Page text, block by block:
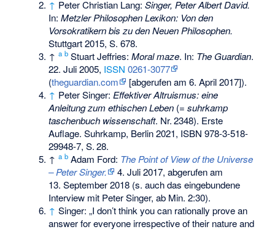
↑ Peter Christian Lang:Singer, Peter Albert David.
In:Metzler Philosophen Lexikon: Von den
Vorsokratikern bis zu den Neuen Philosophen.
Stuttgart 2015, S. 678.
↑a b Stuart Jeffries:Moral maze. In: The Guardian.
22. Juli 2005, ISSN 0261-3077
(theguardian.com
[abgerufen am 6. April 2017]).
↑ Peter Singer: Effektiver Altruismus: eine
Anleitung zum ethischen Leben (=suhrkamp
taschenbuch wissenschaft. Nr.2348). Erste
Auflage. Suhrkamp, Berlin 2021, ISBN 978-3-518-
29948-7,S.28.
↑a b Adam Ford: The Point of View of the Universe
– Peter Singer.
4. Juli 2017, abgerufen am
13. September 2018 (s. auch das eingebundene
Interview mit Peter Singer, ab Min. 2:30).
↑ Singer: „I don’t think you can rationally prove an
answer for everyone irrespective of their nature and